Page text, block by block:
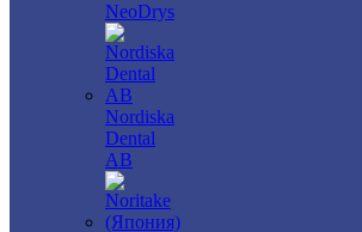
NeoDrys
Nordiska
Dental
AB